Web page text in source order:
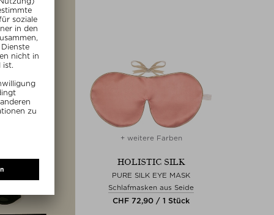
+ weitere Farben
HOLISTIC SILK
PURE SILK EYE MASK
Schlafmasken aus Seide
CHF 72,90 / 1 Stück